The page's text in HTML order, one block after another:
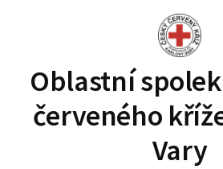
Oblastní
červeného
Vary